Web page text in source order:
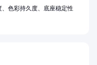
色彩持久度、底座稳定性